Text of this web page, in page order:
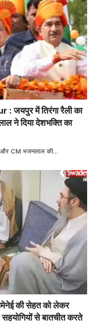
में तिरंगा रैली का
ने दिया देशभक्ति का
CM भजनलाल की…
की सेहत को लेकर
से बातचीत करते